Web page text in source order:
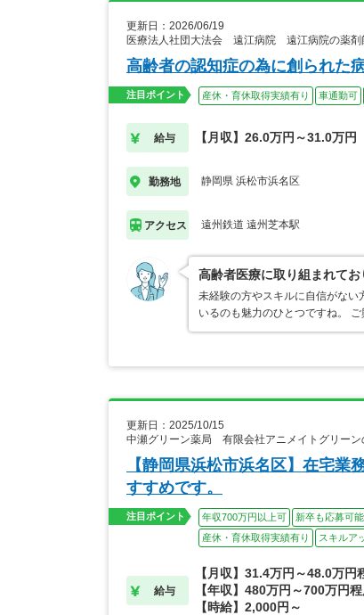
更新日：2026/06/19
医療法人社団大法会 遠江病院 遠江病院の薬剤
高齢者の認知症の為に創られた
注目ポイント 産休・育休取得実績有り 車通勤可
給与 【月収】26.0万円～31.0万円
勤務地 静岡県 浜松市浜名区
アクセス 遠州鉄道 遠州芝本駅
高齢者医療に取り組まれてお
未経験の方やスキルに自信がない
いるのも魅力のひとつですね。
更新日：2025/10/15
中瀬グリーン薬局 有限会社アニメイトグリーン
【静岡県浜松市浜名区】在宅
すすめです。
注目ポイント 年収700万円以上可 新卒も応募可能
産休・育休取得実績有り
スキルア
給与
【月収】31.4万円～48.0万円
【年収】480万円～700万円
【時給】2,000円～